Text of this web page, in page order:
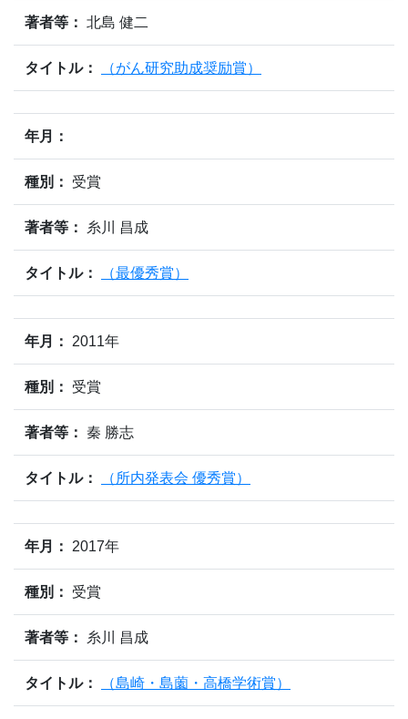
著者等： 北島 健二
タイトル： （がん研究助成奨励賞）
年月：
種別： 受賞
著者等： 糸川 昌成
タイトル： （最優秀賞）
年月： 2011年
種別： 受賞
著者等： 秦 勝志
タイトル： （所内発表会 優秀賞）
年月： 2017年
種別： 受賞
著者等： 糸川 昌成
タイトル： （島崎・島薗・高橋学術賞）